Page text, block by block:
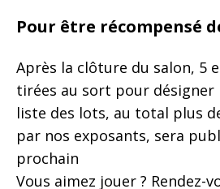
Pour être récompensé
Après la clôture du salon, 5
tirées au sort pour désigner
liste des lots, au total plus
par nos exposants, sera
prochain
Vous aimez jouer ? Rendez-